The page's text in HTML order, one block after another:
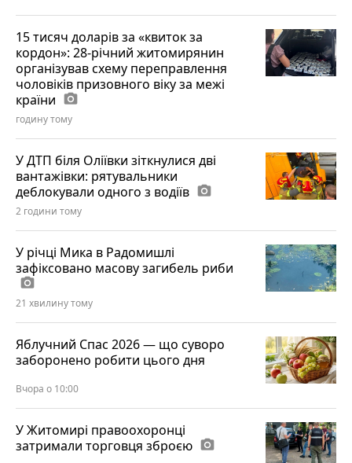
15 тисяч доларів за «квиток за
кордон»: 28-річний житомирянин
організував схему переправлення
чоловіків призовного віку за межі
країни photo_camera
годину тому
У ДТП біля Оліївки зіткнулися дві
вантажівки: рятувальники
деблокували одного з водіїв photo_camera
2 години тому
У річці Мика в Радомишлі
зафіксовано масову загибель риби
photo_camera
21 хвилину тому
Яблучний Спас 2026 — що суворо
заборонено робити цього дня
Вчора о 10:00
У Житомирі правоохоронці
затримали торговця зброєю photo_camera